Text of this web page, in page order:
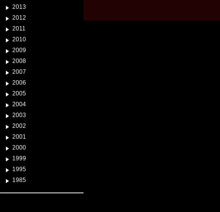
2013
2012
2011
2010
2009
2008
2007
2006
2005
2004
2003
2002
2001
2000
1999
1995
1985